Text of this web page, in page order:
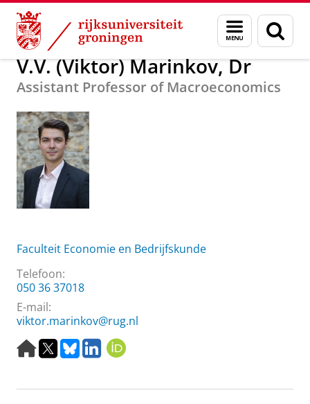
Skip
Content
Skip
Navigation
Menu
en
zoeken
Over ons V.V. (Viktor) Marinkov, Dr
V.V. (Viktor) Marinkov, Dr
Assistant Professor of Macroeconomics
Faculteit Economie en Bedrijfskunde
Telefoon:
050 36 37018
E-mail:
viktor.marinkov@rug.nl
H
o
e
X
B
e
L
i
k
I